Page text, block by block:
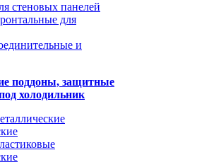
стеновых панелей
для
и
поддоны, защитные
холодильник